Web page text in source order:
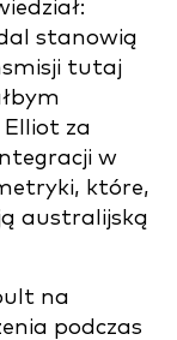
stanowią
tutaj
za
w
które,
australijską
na
podczas